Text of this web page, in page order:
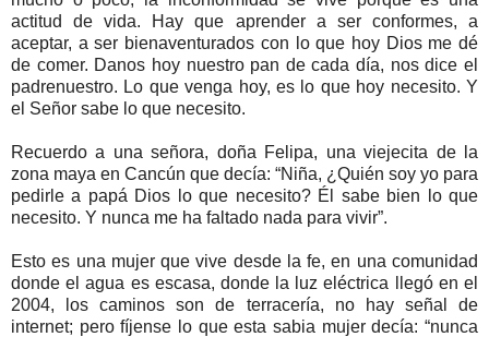
actitud de vida. Hay que aprender a ser conformes, a
aceptar, a ser bienaventurados con lo que hoy Dios me dé
de comer. Danos hoy nuestro pan de cada día, nos dice el
padrenuestro. Lo que venga hoy, es lo que hoy necesito. Y
el Señor sabe lo que necesito.
Recuerdo a una señora, doña Felipa, una viejecita de la
zona maya en Cancún que decía: “Niña, ¿Quién soy yo para
pedirle a papá Dios lo que necesito? Él sabe bien lo que
necesito. Y nunca me ha faltado nada para vivir”.
Esto es una mujer que vive desde la fe, en una comunidad
donde el agua es escasa, donde la luz eléctrica llegó en el
2004, los caminos son de terracería, no hay señal de
internet; pero fíjense lo que esta sabia mujer decía: “nunca